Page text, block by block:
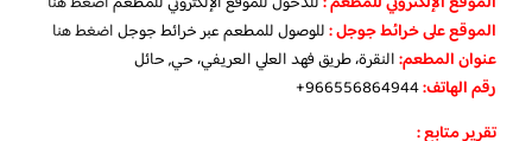
الموقع على خرائط جوجل:للوصول للمطعم عبر خرائط جوجلاضغط هنا
عنوان المطعم:النقرة، طريق فهد العلي العريفي، حي, حائل
رقم الهاتف:
تقرير متابع :